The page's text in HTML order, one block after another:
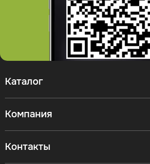
Контакты
Каталог
Компания